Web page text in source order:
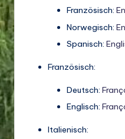
Französisch:
Norwegisch:
Spanisch:
Französisch:
Deutsch:
Englisch:
Italienisch: